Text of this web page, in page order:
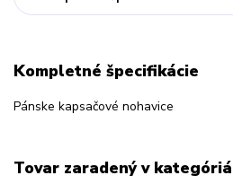
Kompletné špecifikácie
Pánske kapsačové nohavice
Tovar zaradený v